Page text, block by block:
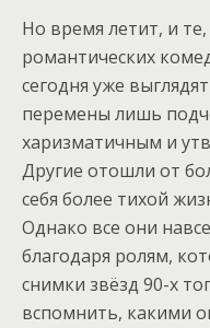
Но время летит, и
романтических
сегодня уже
перемены лишь
харизматичным и
Другие отошли от
себя более тихой
Однако все они
благодаря ролям,
снимки звёзд 90-х
вспомнить, какими